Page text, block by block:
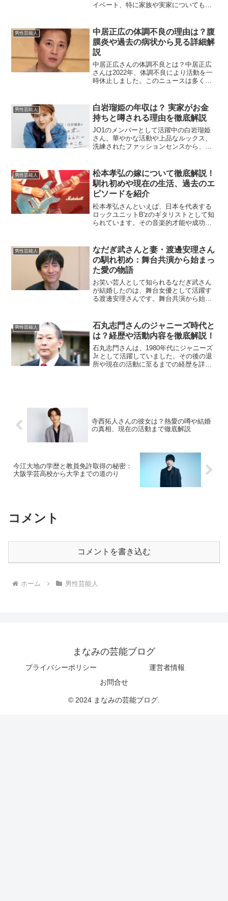
イベート、特に家族や実家についても注
る一面をご紹介します。関暁夫の実家は
どんなところ？関暁夫...
男性芸能人
中居正広の体調不良の理由は？腹
膜炎や過去の病状から見る詳細解
説
中居正広さんの体調不良とは？中居正広
さんは2022年、体調不良により活動を一
時休止しました。このニュースは多くの
た。当初は「盲腸がん」との噂もありま
したが、最終的に腹膜炎...
男性芸能人
白岩瑠姫の年収は？ 実家がお金
持ちと噂される理由を徹底解説
JO1のメンバーとして活躍中の白岩瑠姫
さん。華やかな活動や上品なルックス、
洗練されたファッションセンスから、彼
白岩瑠姫さんの推定年収、そして「実家
がお金持ち」と噂される...
男性芸能人
松本孝弘の嫁について徹底解説！
馴れ初めや現在の生活、過去のエ
ピソードを紹介
松本孝弘さんといえば、日本を代表する
ロックユニットB'zのギタリストとして知
られています。その音楽的才能や成功に
松本孝弘さんの「嫁」に焦点を当て、彼
の現在の奥様や過去の...
男性芸能人
なだぎ武さんと妻・渡邊安理さん
の馴れ初め：舞台共演から始まっ
た愛の物語
お笑い芸人として知られるなだぎ武さん
が結婚したのは、舞台女優として活躍す
る渡邊安理さんです。舞台共演から始ま
されたお二人のストーリーには、愛と信
頼、そしてユーモアがたく...
男性芸能人
石丸志門さんのジャニーズ時代と
は？経歴や活動内容を徹底解説！
石丸志門さんは、1980年代にジャニーズ
Jr.として活躍していました。その後の退
所や現在の活動に至るまでの経歴を詳し
寺西拓人さんの彼女は？熱愛の噂や結婚
の真相、現在の活動まで徹底解説
今江大地の学歴と教員免許取得の秘密：
大阪学芸高校から大学までの道のり
コメント
コメントを書き込む
ホーム 男性芸能人
まなみの芸能ブログ
プライバシーポリシー
運営者情報
お問合せ
© 2024 まなみの芸能ブログ.